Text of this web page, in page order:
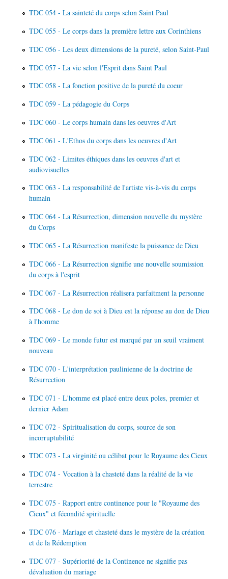
TDC 054 - La sainteté du corps selon Saint Paul
TDC 055 - Le corps dans la première lettre aux Corinthiens
TDC 056 - Les deux dimensions de la pureté, selon Saint-Paul
TDC 057 - La vie selon l'Esprit dans Saint Paul
TDC 058 - La fonction positive de la pureté du coeur
TDC 059 - La pédagogie du Corps
TDC 060 - Le corps humain dans les oeuvres d'Art
TDC 061 - L'Ethos du corps dans les oeuvres d'Art
TDC 062 - Limites éthiques dans les oeuvres d'art et
audiovisuelles
TDC 063 - La responsabilité de l'artiste vis-à-vis du corps
humain
TDC 064 - La Résurrection, dimension nouvelle du mystère
du Corps
TDC 065 - La Résurrection manifeste la puissance de Dieu
TDC 066 - La Résurrection signifie une nouvelle soumission
du corps à l'esprit
TDC 067 - La Résurrection réalisera parfaitment la personne
TDC 068 - Le don de soi à Dieu est la réponse au don de Dieu
à l'homme
TDC 069 - Le monde futur est marqué par un seuil vraiment
nouveau
TDC 070 - L'interprétation paulinienne de la doctrine de
Résurrection
TDC 071 - L'homme est placé entre deux poles, premier et
dernier Adam
TDC 072 - Spiritualisation du corps, source de son
incorruptubilité
TDC 073 - La virginité ou célibat pour le Royaume des Cieux
TDC 074 - Vocation à la chasteté dans la réalité de la vie
terrestre
TDC 075 - Rapport entre continence pour le "Royaume des
Cieux" et fécondité spirituelle
TDC 076 - Mariage et chasteté dans le mystère de la création
et de la Rédemption
TDC 077 - Supériorité de la Continence ne signifie pas
dévaluation du mariage